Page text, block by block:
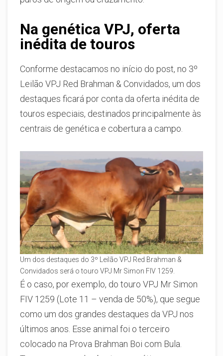
Na genética VPJ, oferta
inédita de touros
Conforme destacamos no início do post, no 3º
Leilão VPJ Red Brahman & Convidados, um dos
destaques ficará por conta da oferta inédita de
touros especiais, destinados principalmente às
centrais de genética e cobertura a campo.
Um dos destaques do 3º Leilão VPJ Red Brahman &
Convidados será o touro VPJ Mr Simon FIV 1259.
É o caso, por exemplo, do touro VPJ Mr Simon
FIV 1259 (Lote 11 – venda de 50%), que segue
como um dos grandes destaques da VPJ nos
últimos anos. Esse animal foi o terceiro
colocado na Prova Brahman Boi com Bula.